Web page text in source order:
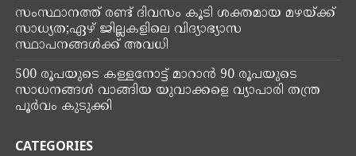
സംസ്ഥാനത്ത് രണ്ട് ദിവസം കൂടി ശക്തമായ മഴയ്ക്ക്
സാധ്യത;ഏഴ് ജില്ലകളിലെ വിദ്യാഭ്യാസ
സ്ഥാപനങ്ങൾക്ക് അവധി
500 രൂപയുടെ കള്ളനോട്ട് മാറാൻ 90 രൂപയുടെ
സാധനങ്ങൾ വാങ്ങിയ യുവാക്കളെ വ്യാപാരി തന്ത്ര
പൂർവം കുടുക്കി
CATEGORIES